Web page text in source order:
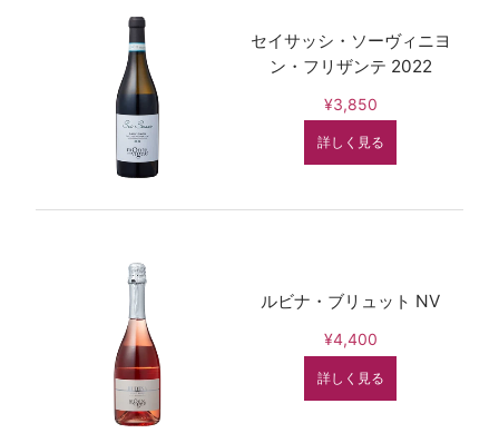
セイサッシ・ソーヴィニヨ
ン・フリザンテ 2022
¥3,850
詳しく見る
ルビナ・ブリュット NV
¥4,400
詳しく見る